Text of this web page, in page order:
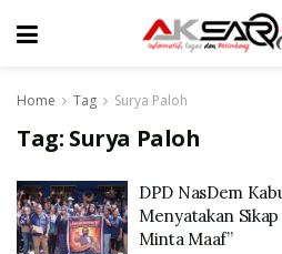
Home Tag Surya Paloh
Tag: Surya Paloh
DPD NasDem
Menyatakan
Minta Maaf”